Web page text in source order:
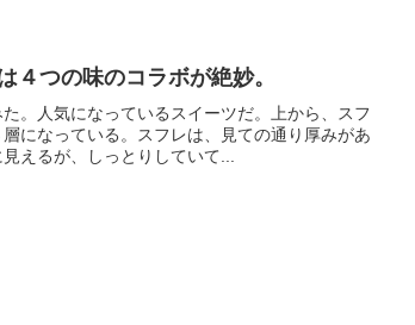
４つの味のコラボが絶妙。
。人気になっているスイーツだ。上から、スフ
になっている。スフレは、見ての通り厚みがあ
えるが、しっとりしていて...